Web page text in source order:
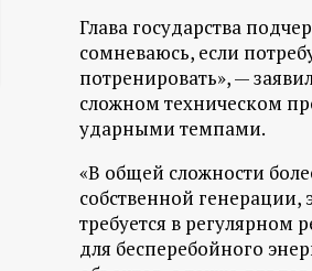
и
о
н
н
ы
Глава государства
сомневаюсь, если
потренировать», —
сложном техническом
ударными темпами.
«В общей сложности
собственной
требуется в регулярном
для бесперебойного